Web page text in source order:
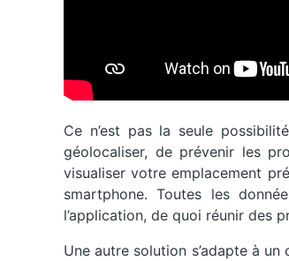
Ce n’est pas la seule
géolocaliser, de prévenir les
visualiser votre emplacement
smartphone. Toutes les
l’application, de quoi réunir des
Une autre solution s’adapte à